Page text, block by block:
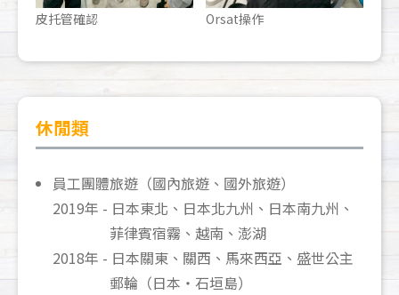
皮托管確認 Orsat操作
休閒類
員工團體旅遊（國內旅遊、國外旅遊）
2019年 - 日本東北、日本北九州、日本南九州、
菲律賓宿霧、越南、澎湖
2018年 - 日本關東、關西、馬來西亞、盛世公主
郵輪（日本・石垣島）